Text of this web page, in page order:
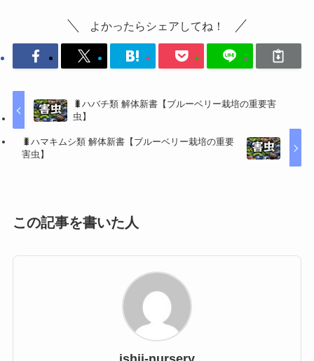
よかったらシェアしてね！
🐛ハバチ類 解体新書【ブルーベリー栽培の重要害
虫】
🐛ハマキムシ類 解体新書【ブルーベリー栽培の重要
害虫】
この記事を書いた人